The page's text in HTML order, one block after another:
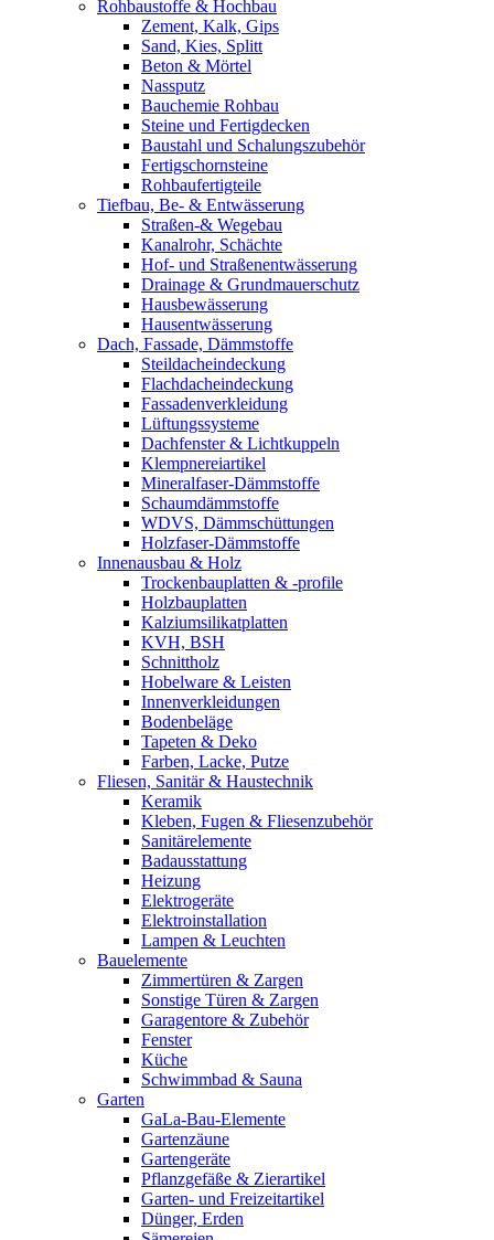
Rohbaustoffe & Hochbau
Zement, Kalk, Gips
Sand, Kies, Splitt
Beton & Mörtel
Nassputz
Bauchemie Rohbau
Steine und Fertigdecken
Baustahl und Schalungszubehör
Fertigschornsteine
Rohbaufertigteile
Tiefbau, Be- & Entwässerung
Straßen-& Wegebau
Kanalrohr, Schächte
Hof- und Straßenentwässerung
Drainage & Grundmauerschutz
Hausbewässerung
Hausentwässerung
Dach, Fassade, Dämmstoffe
Steildacheindeckung
Flachdacheindeckung
Fassadenverkleidung
Lüftungssysteme
Dachfenster & Lichtkuppeln
Klempnereiartikel
Mineralfaser-Dämmstoffe
Schaumdämmstoffe
WDVS, Dämmschüttungen
Holzfaser-Dämmstoffe
Innenausbau & Holz
Trockenbauplatten & -profile
Holzbauplatten
Kalziumsilikatplatten
KVH, BSH
Schnittholz
Hobelware & Leisten
Innenverkleidungen
Bodenbeläge
Tapeten & Deko
Farben, Lacke, Putze
Fliesen, Sanitär & Haustechnik
Keramik
Kleben, Fugen & Fliesenzubehör
Sanitärelemente
Badausstattung
Heizung
Elektrogeräte
Elektroinstallation
Lampen & Leuchten
Bauelemente
Zimmertüren & Zargen
Sonstige Türen & Zargen
Garagentore & Zubehör
Fenster
Küche
Schwimmbad & Sauna
Garten
GaLa-Bau-Elemente
Gartenzäune
Gartengeräte
Pflanzgefäße & Zierartikel
Garten- und Freizeitartikel
Dünger, Erden